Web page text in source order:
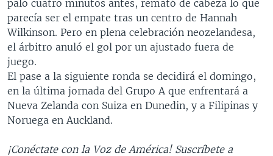
palo cuatro minutos antes, remató de cabeza lo que
parecía ser el empate tras un centro de Hannah
Wilkinson. Pero en plena celebración neozelandesa,
el árbitro anuló el gol por un ajustado fuera de
juego.
El pase a la siguiente ronda se decidirá el domingo,
en la última jornada del Grupo A que enfrentará a
Nueva Zelanda con Suiza en Dunedin, y a Filipinas y
Noruega en Auckland.
¡Conéctate con la Voz de América! Suscríbete a